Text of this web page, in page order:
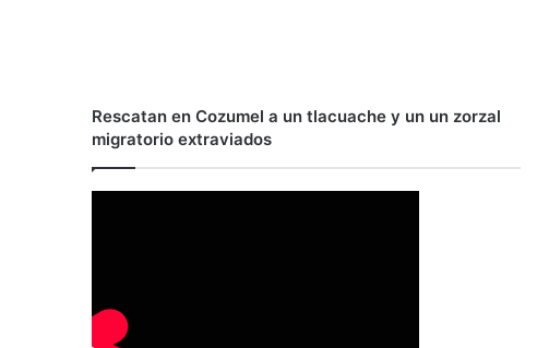
Rescatan en Cozumel a un tlacuache y un un zorzal
migratorio extraviados